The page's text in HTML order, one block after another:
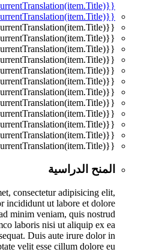
{{mmc.getCurrentTranslation(item.Title)}}
{{mmc.getCurrentTranslation(item.Title)}}
{{mmc.getCurrentTranslation(item.Title)}}
{{mmc.getCurrentTranslation(item.Title)}}
{{mmc.getCurrentTranslation(item.Title)}}
{{mmc.getCurrentTranslation(item.Title)}}
{{mmc.getCurrentTranslation(item.Title)}}
{{mmc.getCurrentTranslation(item.Title)}}
{{mmc.getCurrentTranslation(item.Title)}}
{{mmc.getCurrentTranslation(item.Title)}}
{{mmc.getCurrentTranslation(item.Title)}}
{{mmc.getCurrentTranslation(item.Title)}}
{{mmc.getCurrentTranslation(item.Title)}}
{{mmc.getCurrentTranslation(item.Title)}}
المنح الدراسية
consectetur adipisicing elit,
incididunt ut labore et dolore
minim veniam, quis nostrud
laboris nisi ut aliquip ex ea
Duis aute irure dolor in
velit esse cillum dolore eu